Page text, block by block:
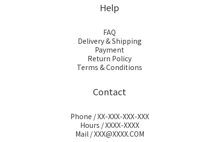
Help
FAQ
Delivery & Shipping
Payment
Return Policy
Terms & Conditions
Contact
Phone / XX-XXX-XXX-XXX
Hours / XXXX-XXXX
Mail / XXX@XXXX.COM